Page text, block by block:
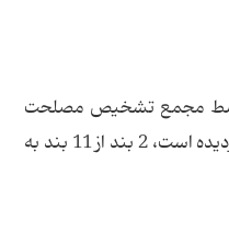
های کلی نظام در بخش انرژی مصوب مورخ 23/10/1377 که توسط مجمع تشخیص مصلحت
نظام تهیه و در تاریخ 03/11/1379 به تأیید مقام معظم رهبری رسیده و طی شماره 1/76230 ابلاغ گردیده است، 2 بند از 11 بند به